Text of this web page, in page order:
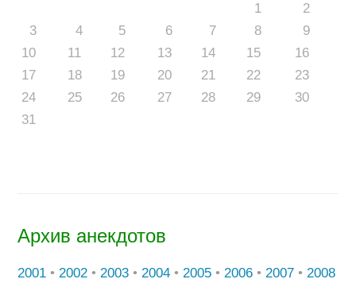
1
2
3
4 5 6 7 8
9
10
11 12 13 14 15
16
17
18 19 20 21 22
23
24
25 26 27 28 29
30
31
Архив анекдотов
2001 • 2002 • 2003 • 2004 • 2005 • 2006 • 2007 • 2008